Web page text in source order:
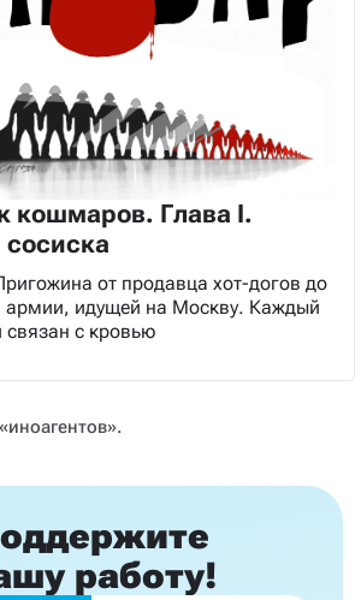
кошмаров. Глава I.
сосиска
от продавца хот-догов до
армии, идущей на Москву. Каждый
связан с кровью
работу!